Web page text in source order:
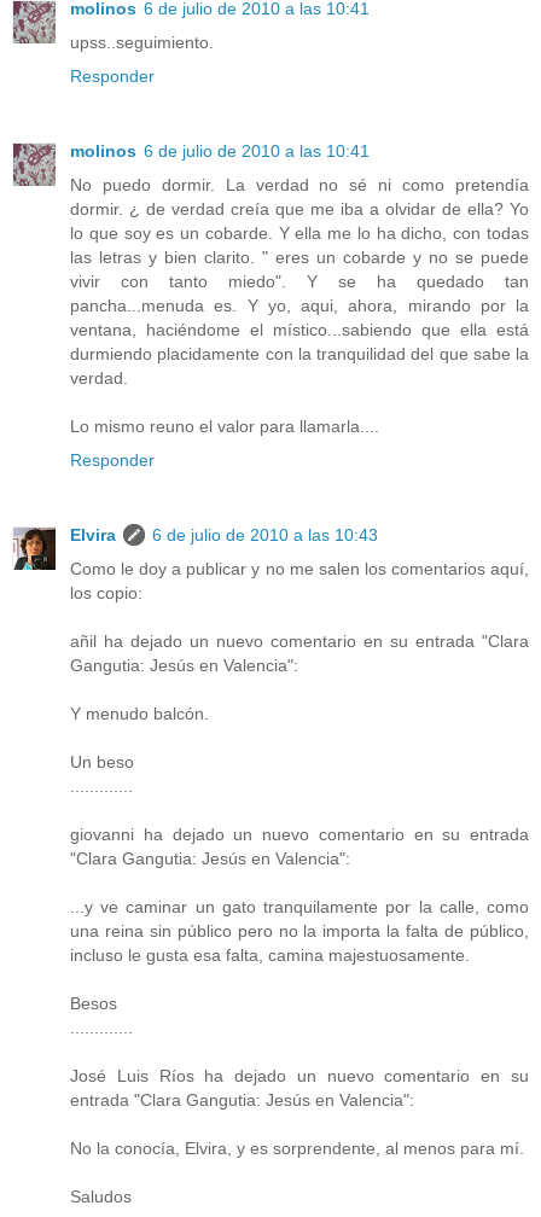
molinos 6 de julio de 2010 a las 10:41
upss..seguimiento.
Responder
molinos 6 de julio de 2010 a las 10:41
No puedo dormir. La verdad no sé ni como pretendía
dormir. ¿ de verdad creía que me iba a olvidar de ella? Yo
lo que soy es un cobarde. Y ella me lo ha dicho, con todas
las letras y bien clarito. " eres un cobarde y no se puede
vivir con tanto miedo". Y se ha quedado tan
pancha...menuda es. Y yo, aqui, ahora, mirando por la
ventana, haciéndome el místico...sabiendo que ella está
durmiendo placidamente con la tranquilidad del que sabe la
verdad.
Lo mismo reuno el valor para llamarla....
Responder
Elvira
6 de julio de 2010 a las 10:43
Como le doy a publicar y no me salen los comentarios aquí,
los copio:
añil ha dejado un nuevo comentario en su entrada "Clara
Gangutia: Jesús en Valencia":
Y menudo balcón.
Un beso
giovanni ha dejado un nuevo comentario en su entrada
"Clara Gangutia: Jesús en Valencia":
...y ve caminar un gato tranquilamente por la calle, como
una reina sin público pero no la importa la falta de público,
incluso le gusta esa falta, camina majestuosamente.
Besos
José Luis Ríos ha dejado un nuevo comentario en su
entrada "Clara Gangutia: Jesús en Valencia":
No la conocía, Elvira, y es sorprendente, al menos para mí.
Saludos